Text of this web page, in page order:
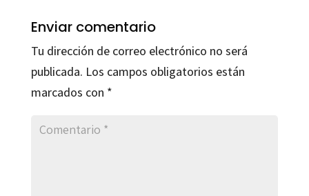
Enviar comentario
Tu dirección de correo electrónico no será
publicada. Los campos obligatorios están
marcados con *